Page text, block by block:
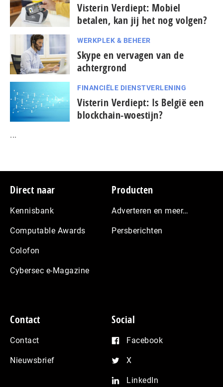
Visterin Verdiept: Mobiel
betalen, kan jij het nog volgen?
WERKPLEK & BEHEER
Skype en vervagen van de
achtergrond
FINANCIËLE DIENSTVERLENING
Visterin Verdiept: Is België een
blockchain-woestijn?
...
Footer
Direct naar
Kennisbank
Computable Awards
Colofon
Cybersec e-Magazine
Producten
Adverteren en meer…
Persberichten
Contact
Contact
Nieuwsbrief
Social
Facebook
X
LinkedIn